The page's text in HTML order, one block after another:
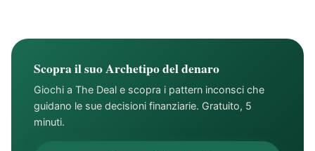
Scopra il suo Archetipo del denaro
Giochi a The Deal e scopra i pattern inconsci che
guidano le sue decisioni finanziarie. Gratuito, 5
minuti.